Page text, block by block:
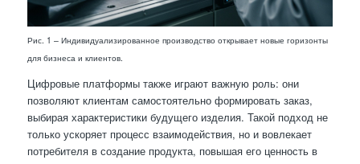
Рис. 1 – Индивидуализированное производство открывает новые горизонты
для бизнеса и клиентов.
Цифровые платформы также играют важную роль: они
позволяют клиентам самостоятельно формировать заказ,
выбирая характеристики будущего изделия. Такой подход не
только ускоряет процесс взаимодействия, но и вовлекает
потребителя в создание продукта, повышая его ценность в